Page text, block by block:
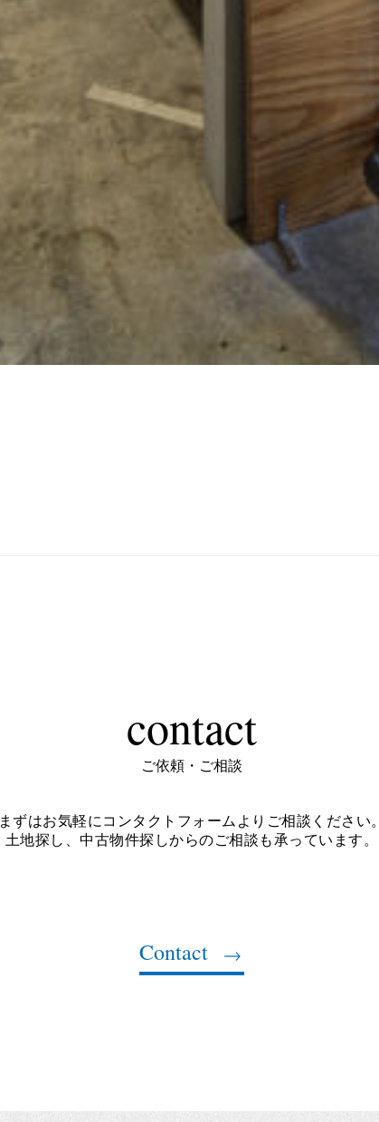
contact
ご依頼・ご相談
まずはお気軽にコンタクトフォームよりご相談ください。
土地探し、中古物件探しからのご相談も承っています。
Contact